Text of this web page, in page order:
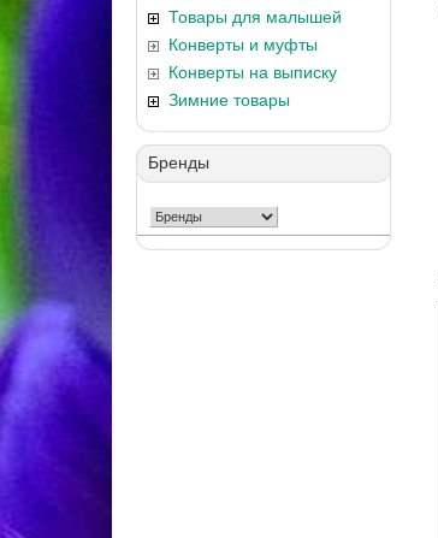
Товары для малышей
Конверты и муфты
Конверты на выписку
Зимние товары
Бренды